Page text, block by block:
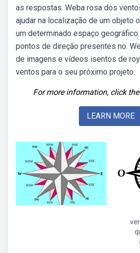
as respostas. Weba rosa dos
ajudar na localização de um objeto
um determinado espaço
pontos de direção presentes no.
de imagens e vídeos isentos de
ventos para o seu próximo projeto.
For more information, click
LEARN MORE